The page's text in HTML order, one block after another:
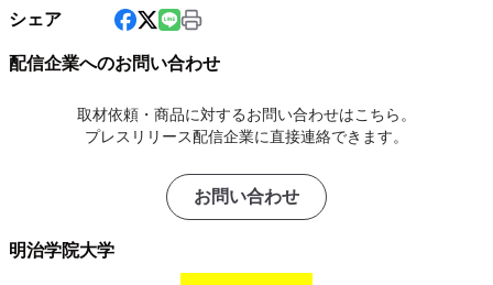
シェア
配信企業へのお問い合わせ
取材依頼・商品に対するお問い合わせはこちら。
プレスリリース配信企業に直接連絡できます。
お問い合わせ
明治学院大学